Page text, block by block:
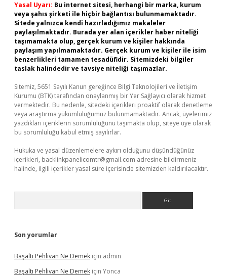
Yasal Uyarı: Bu internet sitesi, herhangi bir marka, kurum
veya şahıs şirketi ile hiçbir bağlantısı bulunmamaktadır.
Sitede yalnızca kendi hazırladığımız makaleler
paylaşılmaktadır. Burada yer alan içerikler haber niteliği
taşımamakta olup, gerçek kurum ve kişiler hakkında
paylaşım yapılmamaktadır. Gerçek kurum ve kişiler ile isim
benzerlikleri tamamen tesadüfidir. Sitemizdeki bilgiler
taslak halindedir ve tavsiye niteliği taşımazlar.
Sitemiz, 5651 Sayılı Kanun gereğince Bilgi Teknolojileri ve İletişim
Kurumu (BTK) tarafından onaylanmış bir Yer Sağlayıcı olarak hizmet
vermektedir. Bu nedenle, sitedeki içerikleri proaktif olarak denetleme
veya araştırma yükümlülüğümüz bulunmamaktadır. Ancak, üyelerimiz
yazdıkları içeriklerin sorumluluğunu taşımakta olup, siteye üye olarak
bu sorumluluğu kabul etmiş sayılırlar.
Hukuka ve yasal düzenlemelere aykırı olduğunu düşündüğünüz
içerikleri, backlinkpanelicomtr@gmail.com adresine bildirmeniz
halinde, ilgili içerikler yasal süre içerisinde sitemizden kaldırılacaktır.
Son yorumlar
Başaltı Pehlivan Ne Demek için admin
Başaltı Pehlivan Ne Demek için Yonca